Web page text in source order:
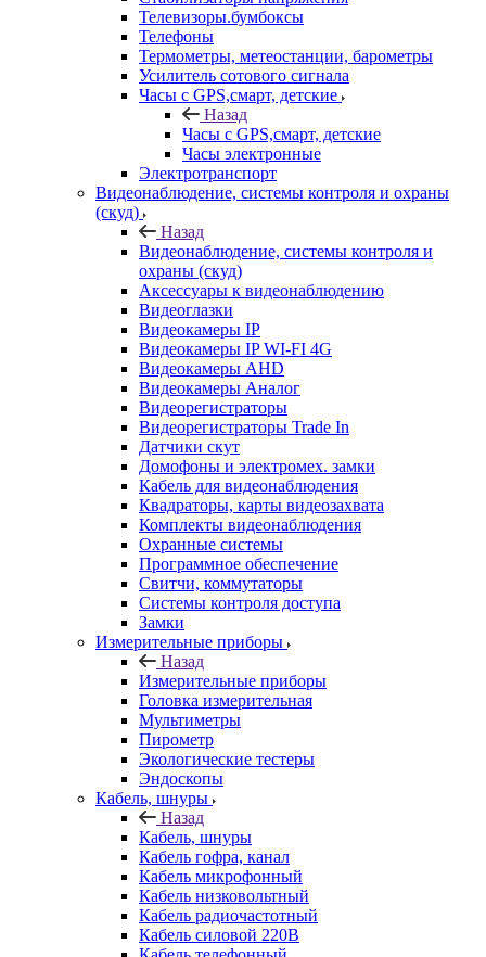
Телевизоры.бумбоксы
Телефоны
Термометры, метеостанции, барометры
Усилитель сотового сигнала
Часы с GPS,смарт, детские
Назад
Часы с GPS,смарт, детские
Часы электронные
Электротранспорт
Видеонаблюдение, системы контроля и охраны
(скуд)
Назад
Видеонаблюдение, системы контроля и
охраны (скуд)
Аксессуары к видеонаблюдению
Видеоглазки
Видеокамеры IP
Видеокамеры IP WI-FI 4G
Видеокамеры AHD
Видеокамеры Аналог
Видеорегистраторы
Видеорегистраторы Trade In
Датчики скут
Домофоны и электромех. замки
Кабель для видеонаблюдения
Квадраторы, карты видеозахвата
Комплекты видеонаблюдения
Охранные системы
Программное обеспечение
Свитчи, коммутаторы
Системы контроля доступа
Замки
Измерительные приборы
Назад
Измерительные приборы
Головка измерительная
Мультиметры
Пирометр
Экологические тестеры
Эндоскопы
Кабель, шнуры
Назад
Кабель, шнуры
Кабель гофра, канал
Кабель микрофонный
Кабель низковольтный
Кабель радиочастотный
Кабель силовой 220В